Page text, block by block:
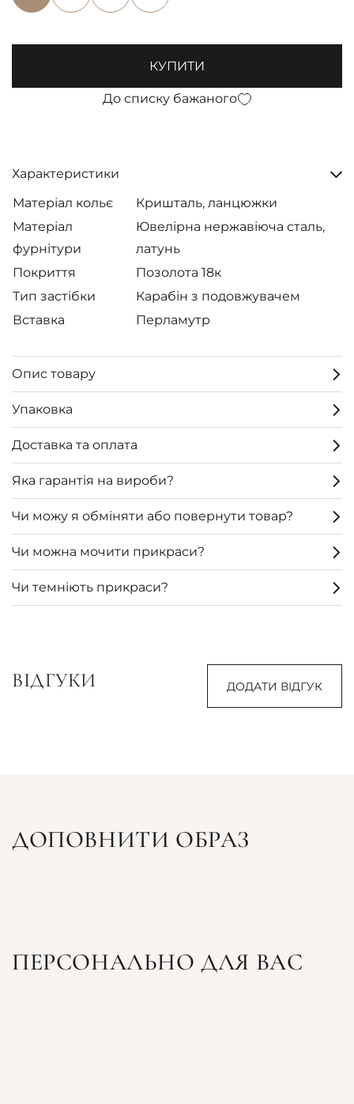
КУПИТИ
До списку бажаного
Характеристики
Матеріал кольє
Кришталь, ланцюжки
Матеріал
фурнітури
Ювелірна нержавіюча сталь,
латунь
Покриття
Позолота 18к
Тип застібки
Карабін з подовжувачем
Вставка
Перламутр
Опис товару
Упаковка
Доставка та оплата
Яка гарантія на вироби?
Чи можу я обміняти або повернути товар?
Чи можна мочити прикраси?
Чи темніють прикраси?
ВІДГУКИ ДОДАТИ ВІДГУК
ДОПОВНИТИ ОБРАЗ
ПЕРСОНАЛЬНО ДЛЯ ВАС